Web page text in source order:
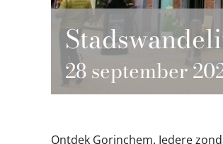
28 september
Ontdek Gorinchem. Iedere